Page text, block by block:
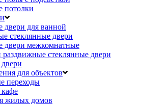
потолки
двери для ванной
стеклянные двери
двери межкомнатные
стеклянные двери
для объектов
переходы
жилых домов